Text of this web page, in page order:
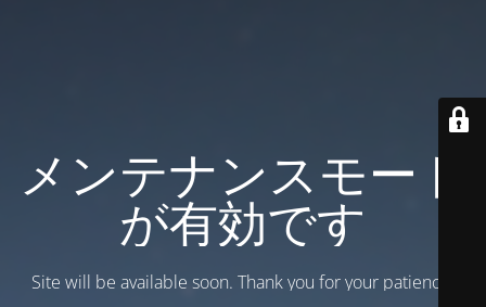
メンテナンスモード
が有効です
Site will be available soon. Thank you for your patience!